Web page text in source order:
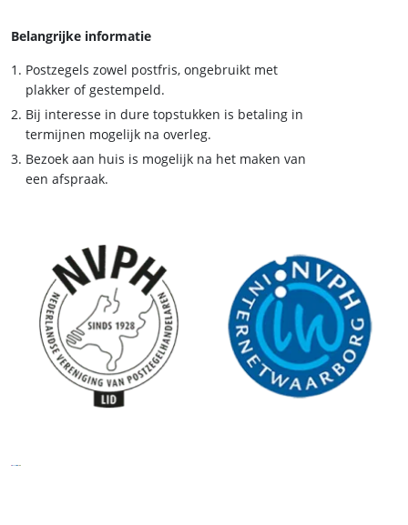
Belangrijke informatie
Postzegels zowel postfris, ongebruikt met
plakker of gestempeld.
Bij interesse in dure topstukken is betaling in
termijnen mogelijk na overleg.
Bezoek aan huis is mogelijk na het maken van
een afspraak.